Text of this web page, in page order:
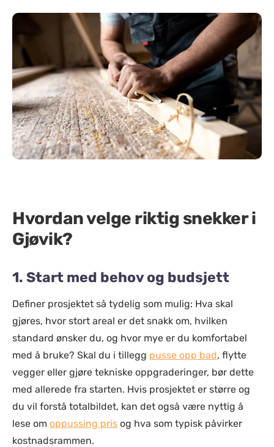
Hvordan velge riktig snekker i
Gjøvik?
1. Start med behov og budsjett
Definer prosjektet så tydelig som mulig: Hva skal
gjøres, hvor stort areal er det snakk om, hvilken
standard ønsker du, og hvor mye er du komfortabel
med å bruke? Skal du i tillegg pusse opp bad, flytte
vegger eller gjøre tekniske oppgraderinger, bør dette
med allerede fra starten. Hvis prosjektet er større og
du vil forstå totalbildet, kan det også være nyttig å
lese om oppussing pris og hva som typisk påvirker
kostnadsrammen.